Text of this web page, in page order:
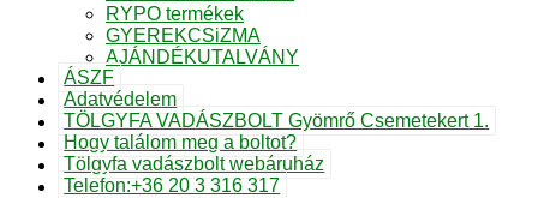
RYPO termékek
GYEREKCSiZMA
AJÁNDÉKUTALVÁNY
ÁSZF
Adatvédelem
TÖLGYFA VADÁSZBOLT Gyömrő Csemetekert 1.
Hogy találom meg a boltot?
Tölgyfa vadászbolt webáruház
Telefon:+36 20 3 316 317